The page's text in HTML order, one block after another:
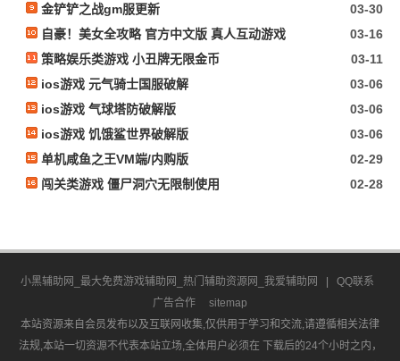
金铲铲之战gm服更新
03-30
自豪！美女全攻略 官方中文版 真人互动游戏
03-16
策略娱乐类游戏 小丑牌无限金币
03-11
ios游戏 元气骑士国服破解
03-06
ios游戏 气球塔防破解版
03-06
ios游戏 饥饿鲨世界破解版
03-06
单机咸鱼之王VM端/内购版
02-29
闯关类游戏 僵尸洞穴无限制使用
02-28
小黑辅助网_最大免费游戏辅助网_热门辅助资源网_我爱辅助网
QQ联系
广告合作
sitemap
本站资源来自会员发布以及互联网收集,仅供用于学习和交流,请遵循相关法律
法规,本站一切资源不代表本站立场,全体用户必须在 下载后的24个小时之内，